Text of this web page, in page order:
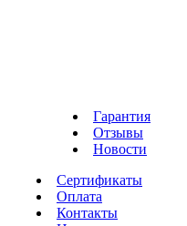
Гарантия
Отзывы
Новости
Сертификаты
Оплата
Контакты